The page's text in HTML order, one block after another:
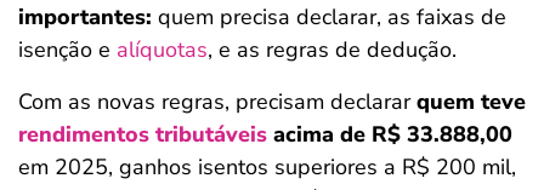
importantes: quem precisa declarar, as faixas de
isenção e alíquotas, e as regras de dedução.
Com as novas regras, precisam declararquem teve
rendimentos tributáveis acima de R$ 33.888,00
em 2025, ganhos isentos superiores a R$ 200 mil,